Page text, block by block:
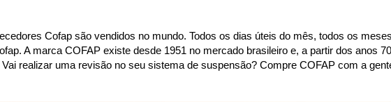
Cofap são vendidos no mundo. Todos os dias úteis do mês, todos os
A marca COFAP existe desde 1951 no mercado brasileiro e, a partir dos anos
realizar uma revisão no seu sistema de suspensão? Compre COFAP com a